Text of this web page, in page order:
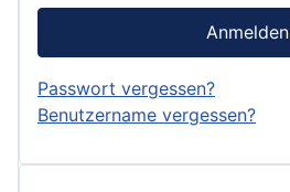
Anmelden
Passwort vergessen?
Benutzername vergessen?